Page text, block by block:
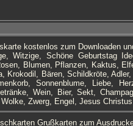
kostenlos zum Downloaden
Witzige, Schöne Geburtstag
Blumen, Pflanzen, Kaktus,
Krokodil, Bären, Schildkröte,
Sonnenblume, Liebe,
Wein, Bier, Sekt,
Zwerg, Engel, Jesus
Grußkarten zum